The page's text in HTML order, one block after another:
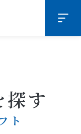
探す
ト